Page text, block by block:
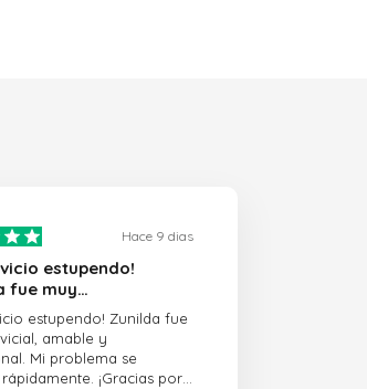
Hace 9 dias
estupendo!
fue muy…
estupendo! Zunilda fue
amable y
Mi problema se
¡Gracias por